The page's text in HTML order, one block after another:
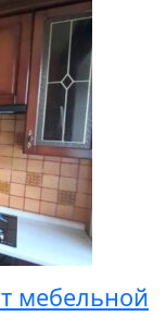
мебельной